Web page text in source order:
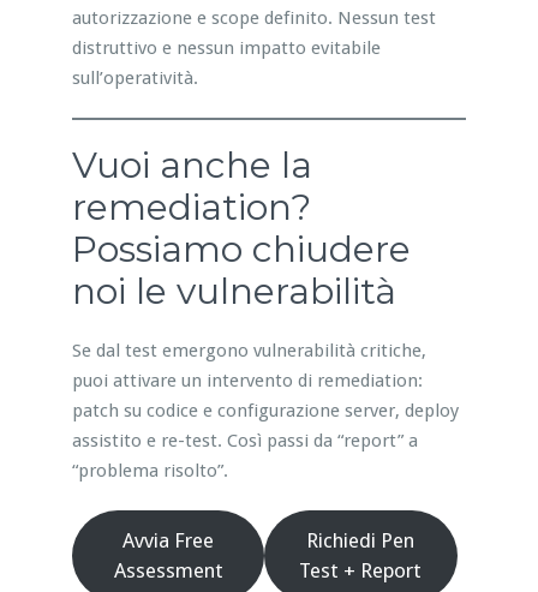
autorizzazione e scope definito. Nessun test
distruttivo e nessun impatto evitabile
sull’operatività.
Vuoi anche la
remediation?
Possiamo chiudere
noi le vulnerabilità
Se dal test emergono vulnerabilità critiche,
puoi attivare un intervento di remediation:
patch su codice e configurazione server, deploy
assistito e re-test. Così passi da “report” a
“problema risolto”.
Avvia Free
Assessment
Richiedi Pen
Test + Report